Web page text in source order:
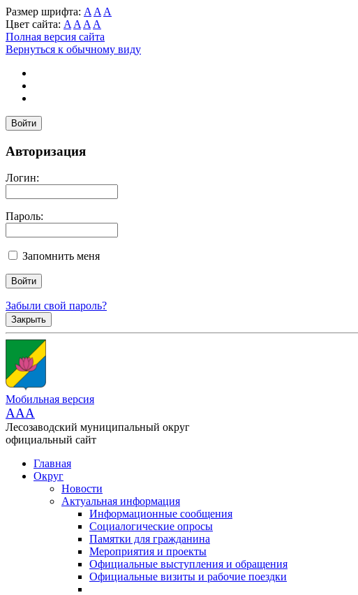
Размер шрифта: A A A
Цвет сайта: A A A A
Полная версия сайта
Вернуться к обычному виду
Войти
Авторизация
Логин:
Пароль:
Запомнить меня
Забыли свой пароль?
Закрыть
Мобильная версия
AAA
Лесозаводский муниципальный округ
официальный сайт
Главная
Округ
Новости
Актуальная информация
Информационные сообщения
Социалогические опросы
Памятки для гражданина
Мероприятия и проекты
Официальные выступления и обращения
Официальные визиты и рабочие поездки